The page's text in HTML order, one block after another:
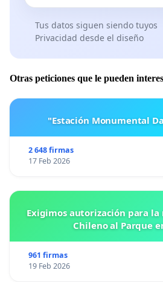
Tus datos siguen siendo tuyos
Privacidad desde el diseño
Otras peticiones que le pueden
"Estación Monumental
2 648 firmas
17 Feb 2026
Exigimos autorización para la
Chileno al Parque
961 firmas
19 Feb 2026